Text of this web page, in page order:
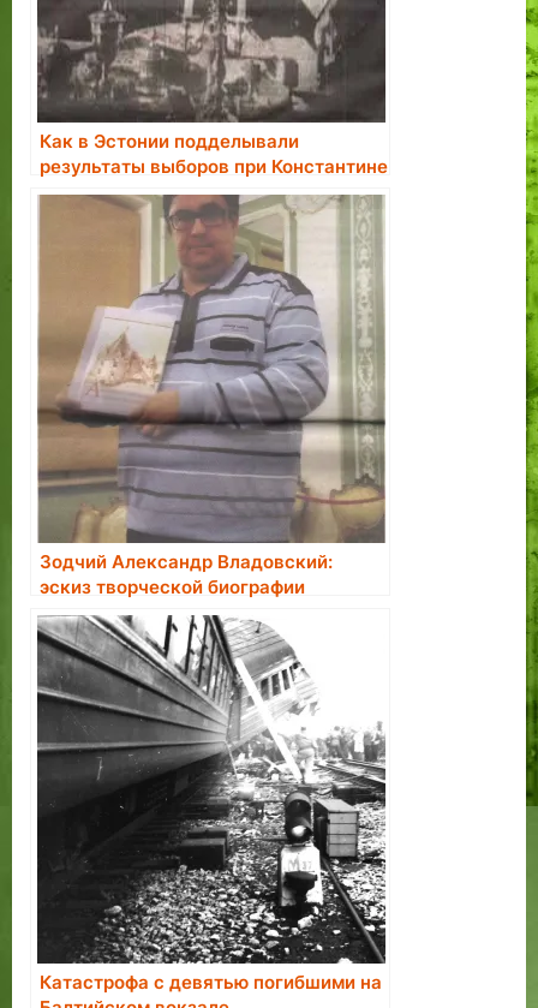
Как в Эстонии подделывали
результаты выборов при Константине
Пятсе.
Зодчий Александр Владовский:
эскиз творческой биографии
Таллинца
Катастрофа с девятью погибшими на